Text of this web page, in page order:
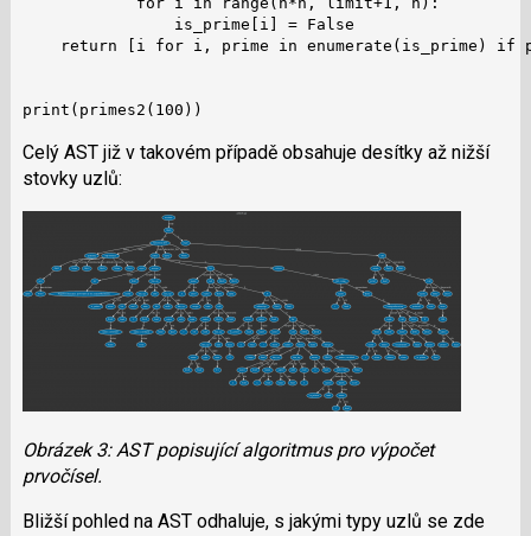
                is_prime[i] = False
return [i for i, prime in enumerate(is_prime) if
print(primes2(100))
Celý AST již v takovém případě obsahuje desítky až nižší
stovky uzlů:
Obrázek 3: AST popisující algoritmus pro výpočet
prvočísel.
Bližší pohled na AST odhaluje, s jakými typy uzlů se zde